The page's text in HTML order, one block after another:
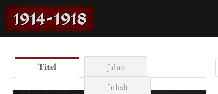
Titel
Jahre
Inhalt